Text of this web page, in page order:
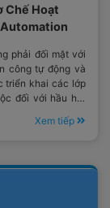
Chế Hoạt
Automation
phải đối mặt với
công tự động và
triển khai các lớp
đối với hầu hết
Xem tiếp